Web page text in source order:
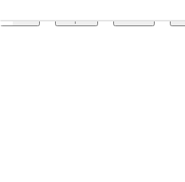
About · Report · Terms ·